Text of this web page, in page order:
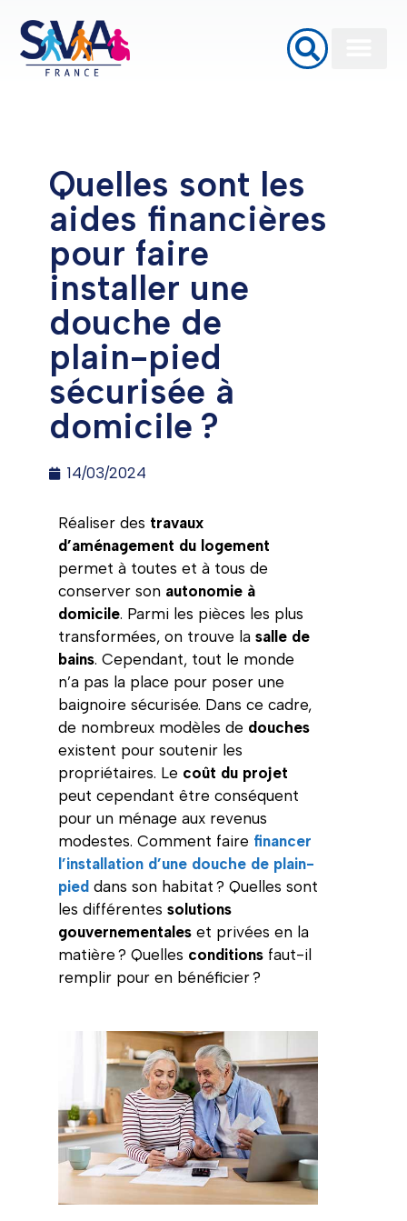
Quelles sont les
aides financières
pour faire
installer une
douche de
plain-pied
sécurisée à
domicile ?
14/03/2024
Réaliser des travaux
d’aménagement du logement
permet à toutes et à tous de
conserver son autonomie à
domicile. Parmi les pièces les plus
transformées, on trouve la salle de
bains. Cependant, tout le monde
n’a pas la place pour poser une
baignoire sécurisée. Dans ce cadre,
de nombreux modèles de douches
existent pour soutenir les
propriétaires. Le coût du projet
peut cependant être conséquent
pour un ménage aux revenus
modestes. Comment faire financer
l’installation d’une douche de plain-
pied dans son habitat ? Quelles sont
les différentes solutions
gouvernementaleset privées en la
matière ? Quelles conditionsfaut-il
remplir pour en bénéficier ?